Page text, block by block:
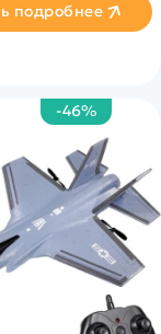
подробнее
-46%